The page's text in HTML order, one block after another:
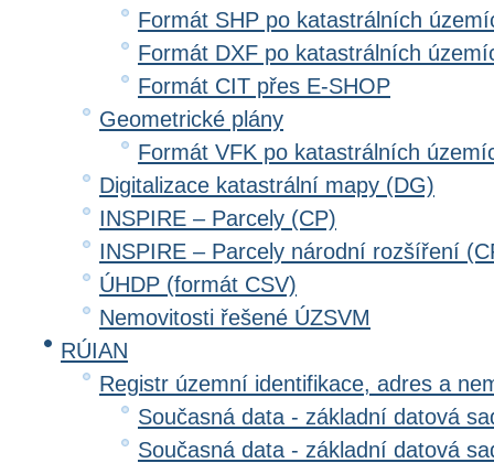
Formát SHP po katastrálních
Formát DXF po katastrálních
Formát CIT přes E-SHOP
Geometrické plány
Formát VFK po katastrálních
Digitalizace katastrální mapy (DG)
INSPIRE – Parcely (CP)
INSPIRE – Parcely národní rozšíření
ÚHDP (formát CSV)
Nemovitosti řešené ÚZSVM
RÚIAN
Registr územní identifikace, adres a
Současná data - základní datová
Současná data - základní datová